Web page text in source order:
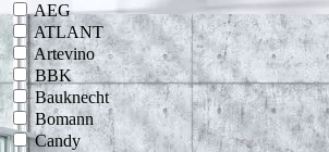
AEG
ATLANT
Artevino
BBK
Bauknecht
Bomann
Candy